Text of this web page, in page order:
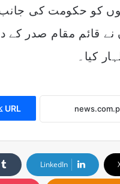
کو حکومت کی
نے قائم مقام صدر کے
کیا۔
URL کاپی کریں
LinkedIn